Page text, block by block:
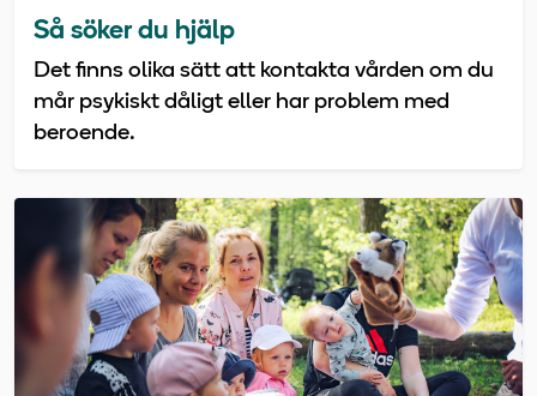
Så söker du hjälp
Det finns olika sätt att kontakta vården om du
mår psykiskt dåligt eller har problem med
beroende.